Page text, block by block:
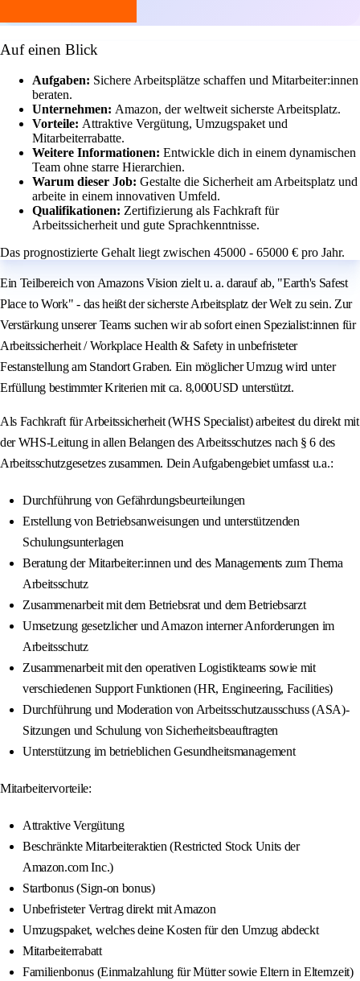
Auf einen Blick
Aufgaben: Sichere Arbeitsplätze schaffen und Mitarbeiter:innen
beraten.
Unternehmen: Amazon, der weltweit sicherste Arbeitsplatz.
Vorteile: Attraktive Vergütung, Umzugspaket und
Mitarbeiterrabatte.
Weitere Informationen: Entwickle dich in einem dynamischen
Team ohne starre Hierarchien.
Warum dieser Job: Gestalte die Sicherheit am Arbeitsplatz und
arbeite in einem innovativen Umfeld.
Qualifikationen: Zertifizierung als Fachkraft für
Arbeitssicherheit und gute Sprachkenntnisse.
Das prognostizierte Gehalt liegt zwischen 45000 - 65000 € pro Jahr.
Ein Teilbereich von Amazons Vision zielt u. a. darauf ab, "Earth's Safest
Place to Work" - das heißt der sicherste Arbeitsplatz der Welt zu sein. Zur
Verstärkung unserer Teams suchen wir ab sofort einen Spezialist:innen für
Arbeitssicherheit / Workplace Health & Safety in unbefristeter
Festanstellung am Standort Graben. Ein möglicher Umzug wird unter
Erfüllung bestimmter Kriterien mit ca. 8,000USD unterstützt.
Als Fachkraft für Arbeitssicherheit (WHS Specialist) arbeitest du direkt mit
der WHS-Leitung in allen Belangen des Arbeitsschutzes nach § 6 des
Arbeitsschutzgesetzes zusammen. Dein Aufgabengebiet umfasst u.a.:
Durchführung von Gefährdungsbeurteilungen
Erstellung von Betriebsanweisungen und unterstützenden
Schulungsunterlagen
Beratung der Mitarbeiter:innen und des Managements zum Thema
Arbeitsschutz
Zusammenarbeit mit dem Betriebsrat und dem Betriebsarzt
Umsetzung gesetzlicher und Amazon interner Anforderungen im
Arbeitsschutz
Zusammenarbeit mit den operativen Logistikteams sowie mit
verschiedenen Support Funktionen (HR, Engineering, Facilities)
Durchführung und Moderation von Arbeitsschutzausschuss (ASA)-
Sitzungen und Schulung von Sicherheitsbeauftragten
Unterstützung im betrieblichen Gesundheitsmanagement
Mitarbeitervorteile:
Attraktive Vergütung
Beschränkte Mitarbeiteraktien (Restricted Stock Units der
Amazon.com Inc.)
Startbonus (Sign-on bonus)
Unbefristeter Vertrag direkt mit Amazon
Umzugspaket, welches deine Kosten für den Umzug abdeckt
Mitarbeiterrabatt
Familienbonus (Einmalzahlung für Mütter sowie Eltern in Elternzeit)